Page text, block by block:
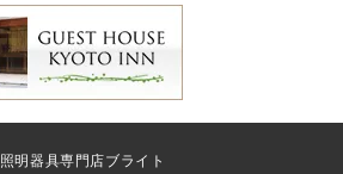
照明器具専門店ブライト